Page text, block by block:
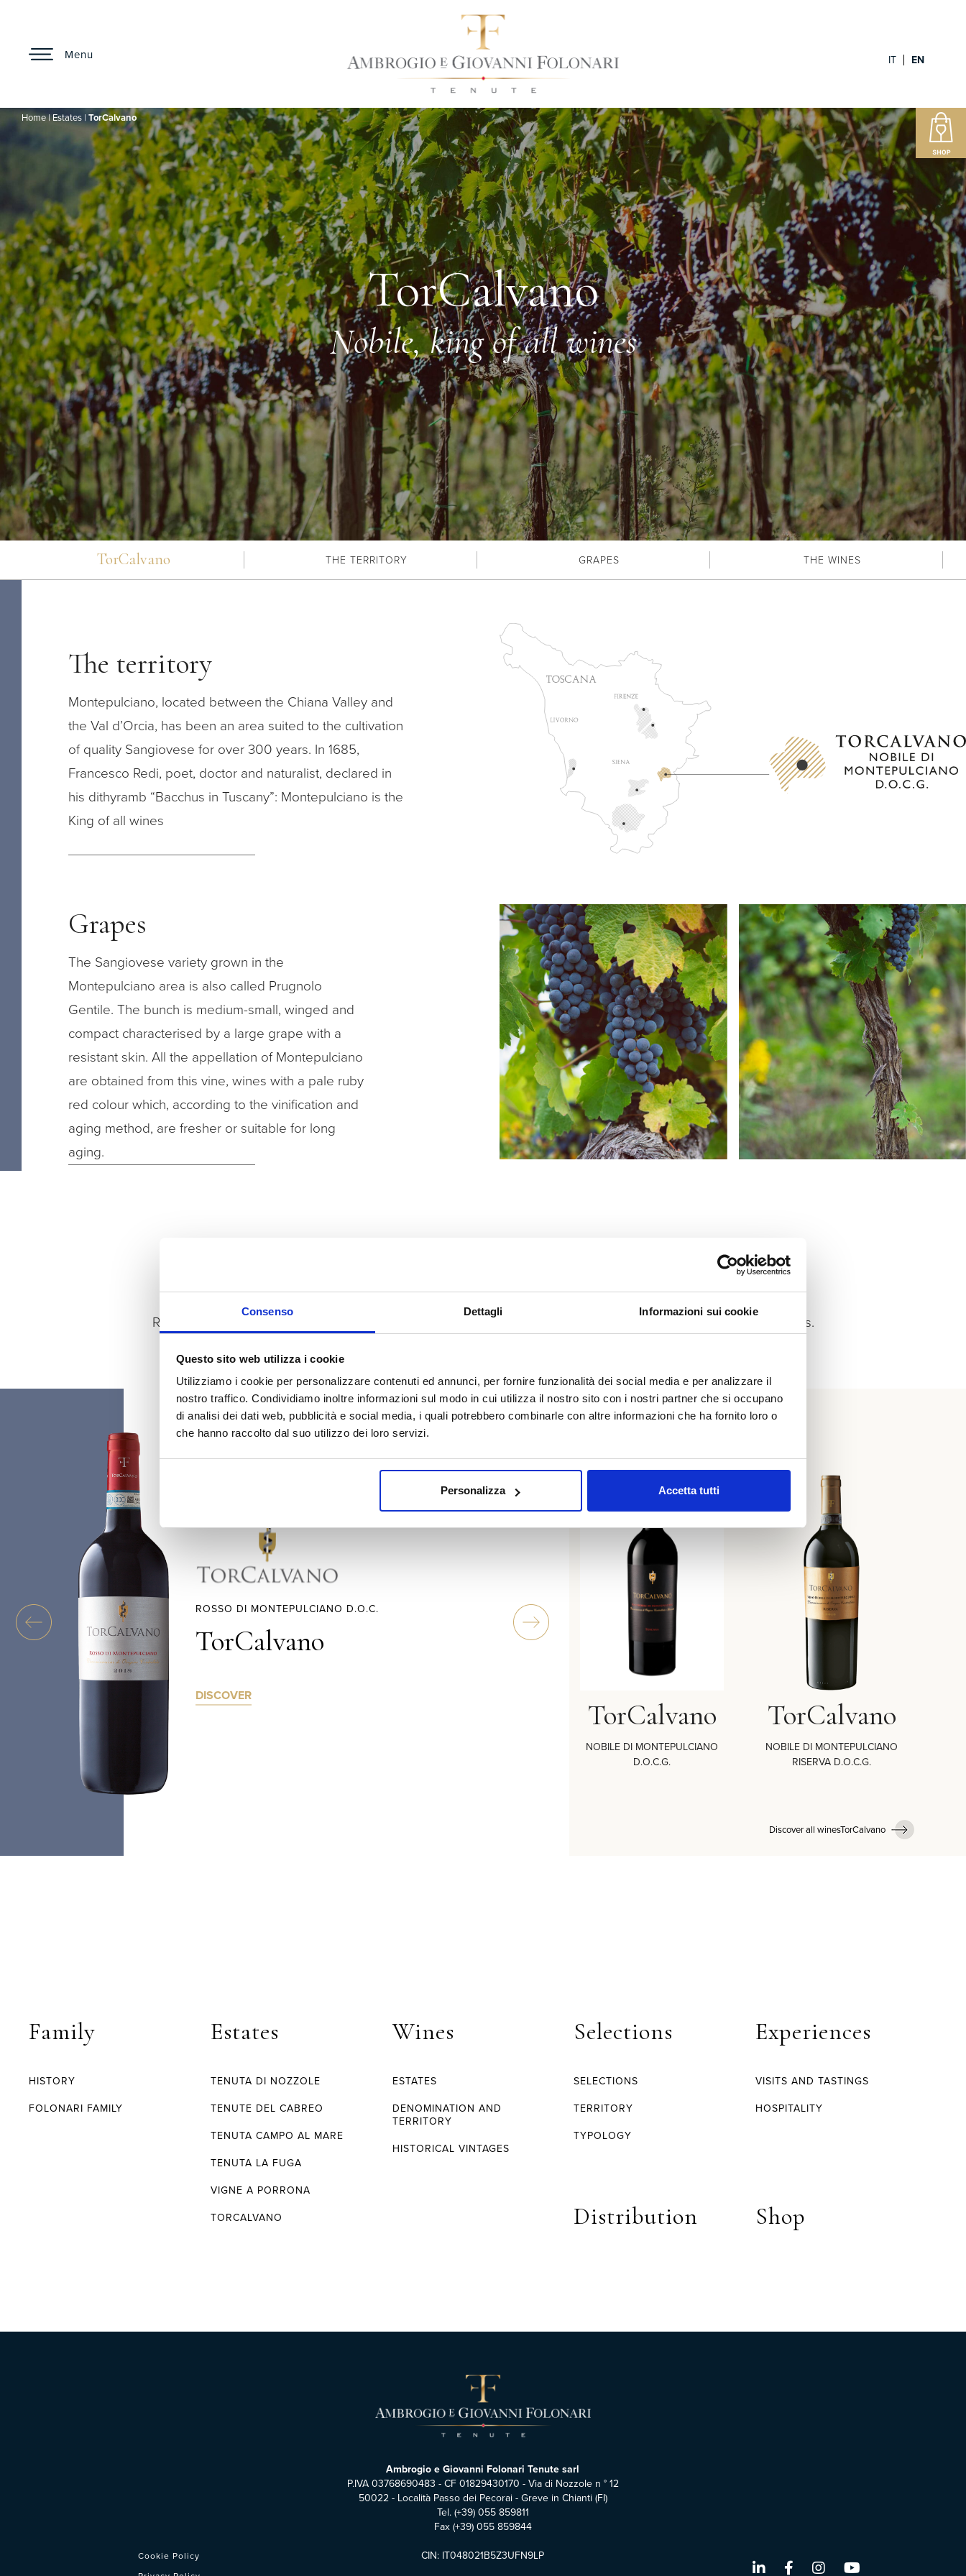
Consenso Dettagli Informazioni sui cookie
Questo sito web utilizza i cookie
Utilizziamo i cookie per personalizzare contenuti ed annunci, per fornire funzionalità dei social media e per analizzare il
nostro traffico. Condividiamo inoltre informazioni sul modo in cui utilizza il nostro sito con i nostri partner che si occupano
di analisi dei dati web, pubblicità e social media, i quali potrebbero combinarle con altre informazioni che ha fornito loro o
che hanno raccolto dal suo utilizzo dei loro servizi.
Personalizza Accetta tutti
Menu IT EN
Home|Estates | TorCalvano
TorCalvano
Nobile, king of all wines
TorCalvano THE TERRITORY GRAPES THE WINES
The territory
Montepulciano, located between the Chiana Valley and
the Val d’Orcia, has been an area suited to the cultivation
of quality Sangiovese for over 300 years. In 1685,
Francesco Redi, poet, doctor and naturalist, declared in
his dithyramb “Bacchus in Tuscany”: Montepulciano is the
King of all wines
Grapes
The Sangiovese variety grown in the
Montepulciano area is also called Prugnolo
Gentile. The bunch is medium-small, winged and
compact characterised by a large grape with a
resistant skin. All the appellation of Montepulciano
are obtained from this vine, wines with a pale ruby
red colour which, according to the vinification and
aging method, are fresher or suitable for long
aging.
Rosso, Nobile e Riserva di Montepulciano. Three different expressions of one of Italy’s most historic appellations.
ROSSO DI MONTEPULCIANO D.O.C.
TorCalvano
DISCOVER
NOBILE DI MONTEPULCIANO D.O.C.G.
TorCalvano
TorCalvano TorCalvano TorCalvano
NOBILE DI MONTEPULCIANO
D.O.C.G.
TorCalvano
NOBILE DI MONTEPULCIANO
RISERVA D.O.C.G.
Discover all winesTorCalvano
Family
HISTORY
FOLONARI FAMILY
Estates
TENUTA DI NOZZOLE
TENUTE DEL CABREO
TENUTA CAMPO AL MARE
TENUTA LA FUGA
VIGNE A PORRONA
TORCALVANO
Wines
ESTATES
DENOMINATION AND
TERRITORY
HISTORICAL VINTAGES
Selections
SELECTIONS
TERRITORY
TYPOLOGY
Experiences
VISITS AND TASTINGS
HOSPITALITY
Distribution Shop
Cookie Policy
Ambrogio e Giovanni Folonari Tenute sarl
P.IVA 03768690483 - CF 01829430170 - Via di Nozzole n ° 12
50022 - Località Passo dei Pecorai - Greve in Chianti (FI)
Tel.(+39) 055 859811
Fax (+39) 055 859844
CIN: IT048021B5Z3UFN9LP